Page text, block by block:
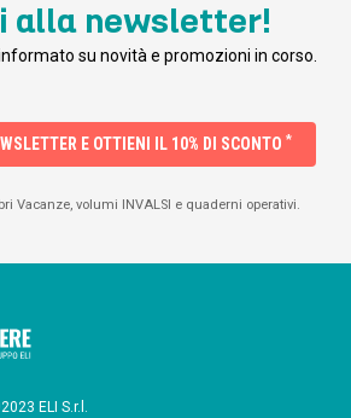
alla newsletter!
su novità e promozioni in corso.
E OTTIENI IL 10% DI SCONTO *
Vacanze, volumi INVALSI e quaderni operativi.
ELI S.r.l.